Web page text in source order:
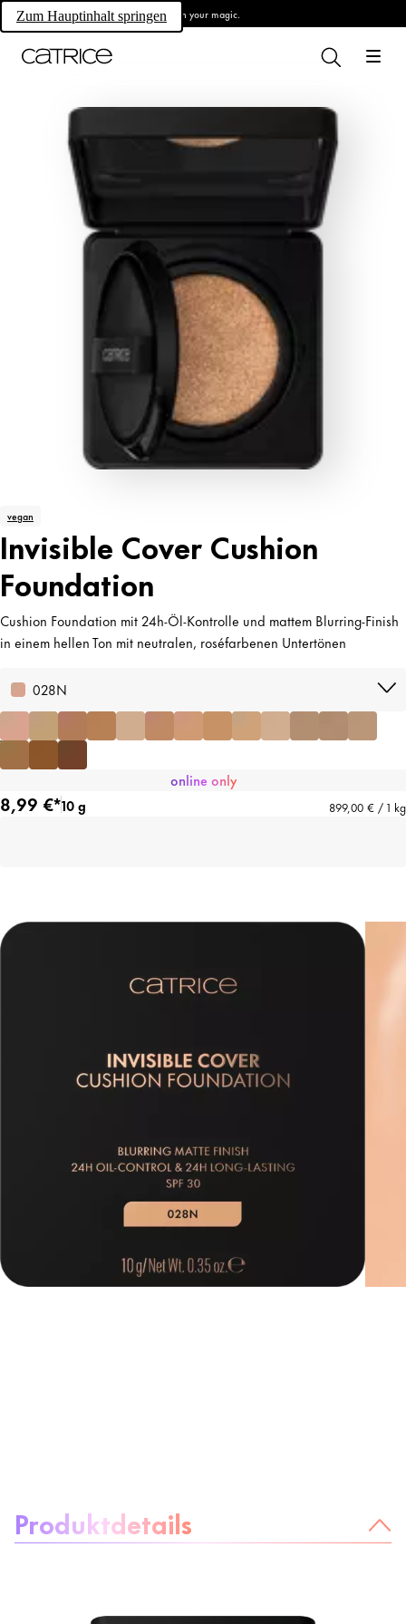
Zum Hauptinhalt springen Own your magic.
vegan
Invisible Cover Cushion
Foundation
Cushion Foundation mit 24h-Öl-Kontrolle und mattem Blurring-Finish
in einem hellen Ton mit neutralen, roséfarbenen Untertönen
028N
online only
8,99 €*10 g 899,00 € / 1 kg
Produktdetails